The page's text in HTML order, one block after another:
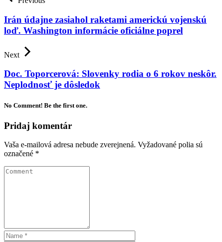
Irán údajne zasiahol raketami americkú vojenskú
loď. Washington informácie oficiálne poprel
Next
Doc. Toporcerová: Slovenky rodia o 6 rokov neskôr.
Neplodnosť je dôsledok
No Comment! Be the first one.
Pridaj komentár
Vaša e-mailová adresa nebude zverejnená. Vyžadované polia sú
označené *